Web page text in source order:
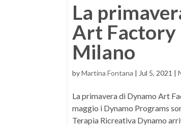
La
Art Factory
Milano
byMartina Fontana | Jul 5, 2021 |
La primavera di Dynamo Art
maggio i Dynamo Programs
Terapia Ricreativa Dynamo